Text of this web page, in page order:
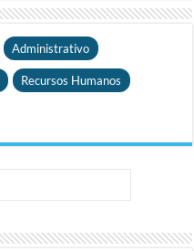
Administrativo
Recursos Humanos